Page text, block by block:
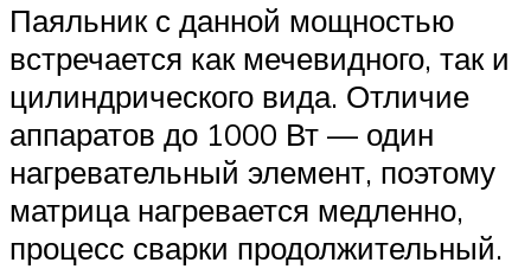
Паяльник с данной мощностью
встречается как мечевидного, так и
цилиндрического вида. Отличие
аппаратов до 1000 Вт — один
нагревательный элемент, поэтому
матрица нагревается медленно,
процесс сварки продолжительный.